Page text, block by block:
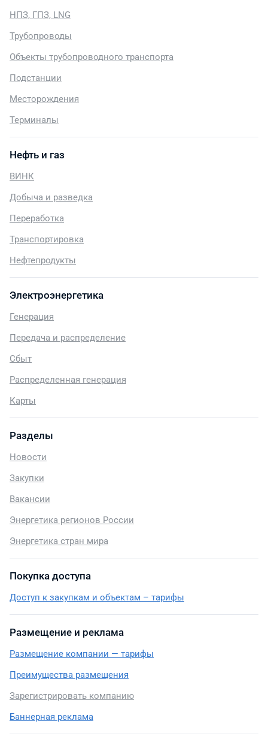
НПЗ, ГПЗ, LNG
Трубопроводы
Объекты трубопроводного транспорта
Подстанции
Месторождения
Терминалы
Нефть и газ
ВИНК
Добыча и разведка
Переработка
Транспортировка
Нефтепродукты
Электроэнергетика
Генерация
Передача и распределение
Сбыт
Распределенная генерация
Карты
Разделы
Новости
Закупки
Вакансии
Энергетика регионов России
Энергетика стран мира
Покупка доступа
Доступ к закупкам и объектам – тарифы
Размещение и реклама
Размещение компании — тарифы
Преимущества размещения
Зарегистрировать компанию
Баннерная реклама